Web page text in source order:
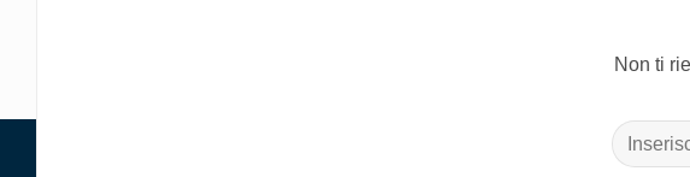
Non ti